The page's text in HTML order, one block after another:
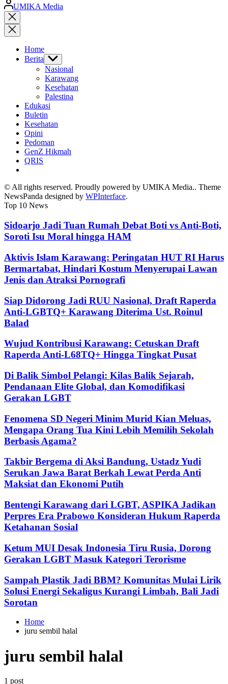
Posted
by
UMIKA Media
Close
search
Home
Berita Show
sub
menu
Nasional
Karawang
Kesehatan
Palestina
Edukasi
Buletin
Kesehatan
Opini
Pedoman
GenZ Hikmah
QRIS
© All rights reserved. Proudly powered by UMIKA Media.. Theme
NewsPanda designed by WPInterface.
Top 10 News
Sidoarjo Jadi Tuan Rumah Debat Boti vs Anti-Boti,
Soroti Isu Moral hingga HAM
Aktivis Islam Karawang: Peringatan HUT RI Harus
Bermartabat, Hindari Kostum Menyerupai Lawan
Jenis dan Atraksi Pornografi
Siap Didorong Jadi RUU Nasional, Draft Raperda
Anti-LGBTQ+ Karawang Diterima Ust. Roinul
Balad
Wujud Kontribusi Karawang: Cetuskan Draft
Raperda Anti-L68TQ+ Hingga Tingkat Pusat
Di Balik Simbol Pelangi: Kilas Balik Sejarah,
Pendanaan Elite Global, dan Komodifikasi
Gerakan LGBT
Fenomena SD Negeri Minim Murid Kian Meluas,
Mengapa Orang Tua Kini Lebih Memilih Sekolah
Berbasis Agama?
Takbir Bergema di Aksi Bandung, Ustadz Yudi
Serukan Jawa Barat Berkah Lewat Perda Anti
Maksiat dan Ekonomi Putih
Bentengi Karawang dari LGBT, ASPIKA Jadikan
Perpres Era Prabowo Konsideran Hukum Raperda
Ketahanan Sosial
Ketum MUI Desak Indonesia Tiru Rusia, Dorong
Gerakan LGBT Masuk Kategori Terorisme
Sampah Plastik Jadi BBM? Komunitas Mulai Lirik
Solusi Energi Sekaligus Kurangi Limbah, Bali Jadi
Sorotan
Home
juru sembil halal
juru sembil halal
1 post